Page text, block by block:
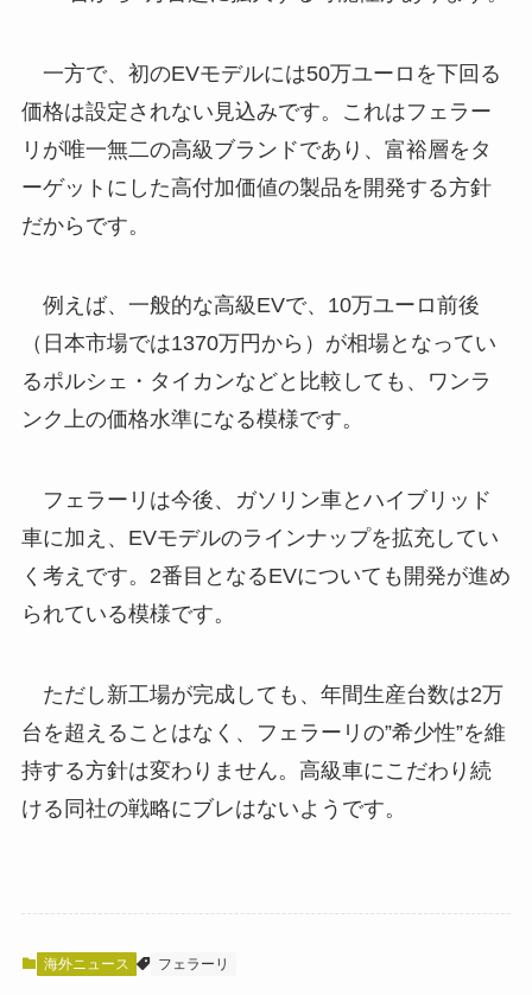
一方で、初のEVモデルには50万ユーロを下回る
価格は設定されない見込みです。これはフェラー
リが唯一無二の高級ブランドであり、富裕層をタ
ーゲットにした高付加価値の製品を開発する方針
だからです。
例えば、一般的な高級EVで、10万ユーロ前後
（日本市場では1370万円から）が相場となってい
るポルシェ・タイカンなどと比較しても、ワンラ
ンク上の価格水準になる模様です。
フェラーリは今後、ガソリン車とハイブリッド
車に加え、EVモデルのラインナップを拡充してい
く考えです。2番目となるEVについても開発が進め
られている模様です。
ただし新工場が完成しても、年間生産台数は2万
台を超えることはなく、フェラーリの”希少性”を維
持する方針は変わりません。高級車にこだわり続
ける同社の戦略にブレはないようです。
海外ニュース フェラーリ